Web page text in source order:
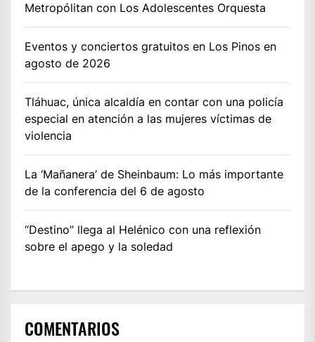
Metropólitan con Los Adolescentes Orquesta
Eventos y conciertos gratuitos en Los Pinos en
agosto de 2026
Tláhuac, única alcaldía en contar con una policía
especial en atención a las mujeres víctimas de
violencia
La ‘Mañanera’ de Sheinbaum: Lo más importante
de la conferencia del 6 de agosto
“Destino” llega al Helénico con una reflexión
sobre el apego y la soledad
COMENTARIOS